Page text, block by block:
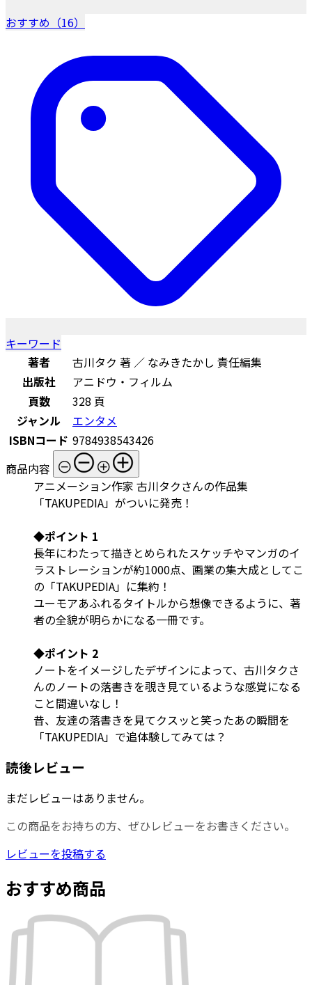
おすすめ（16）
キーワード
著者
古川タク 著 ／ なみきたかし 責任編集
出版社
アニドウ・フィルム
頁数
328 頁
ジャンル
エンタメ
ISBNコード 9784938543426
商品内容
アニメーション作家 古川タクさんの作品集
「TAKUPEDIA」がついに発売！
◆ポイント 1
長年にわたって描きとめられたスケッチやマンガのイ
ラストレーションが約1000点、画業の集大成としてこ
の「TAKUPEDIA」に集約！
ユーモアあふれるタイトルから想像できるように、著
者の全貌が明らかになる一冊です。
◆ポイント 2
ノートをイメージしたデザインによって、古川タクさ
んのノートの落書きを覗き見ているような感覚になる
こと間違いなし！
昔、友達の落書きを見てクスッと笑ったあの瞬間を
「TAKUPEDIA」で追体験してみては？
読後レビュー
まだレビューはありません。
この商品をお持ちの方、ぜひレビューをお書きください。
レビューを投稿する
おすすめ商品